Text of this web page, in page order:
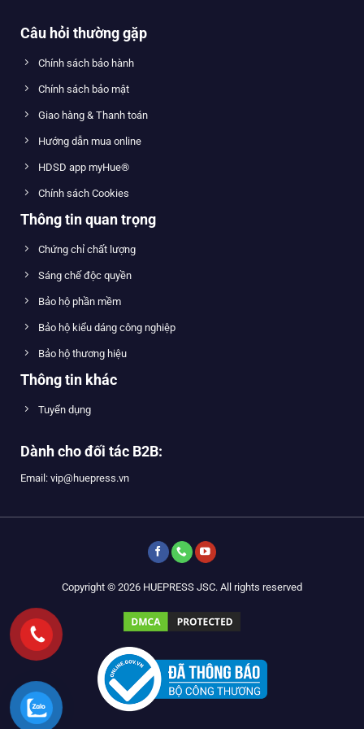
Câu hỏi thường gặp
Chính sách bảo hành
Chính sách bảo mật
Giao hàng & Thanh toán
Hướng dẫn mua online
HDSD app myHue®
Chính sách Cookies
Thông tin quan trọng
Chứng chỉ chất lượng
Sáng chế độc quyền
Bảo hộ phần mềm
Bảo hộ kiểu dáng công nghiệp
Bảo hộ thương hiệu
Thông tin khác
Tuyển dụng
Dành cho đối tác B2B:
Email: vip@huepress.vn
Copyright © 2026 HUEPRESS JSC. All rights reserved